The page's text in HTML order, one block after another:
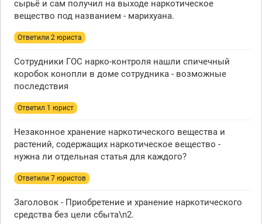
сырьё и сам получил на выходе наркотическое
вещество под названием - марихуана.
Ответили 2 юристa
Сотрудники ГОС нарко-контроля нашли спичечный
коробок конопли в доме сотрудника - возможные
последствия
Ответил 1 юрист
Незаконное хранение наркотического вещества и
растений, содержащих наркотическое вещество -
нужна ли отдельная статья для каждого?
Ответили 7 юристов
Заголовок - Приобретение и хранение наркотического
средства без цели сбыта\n2.